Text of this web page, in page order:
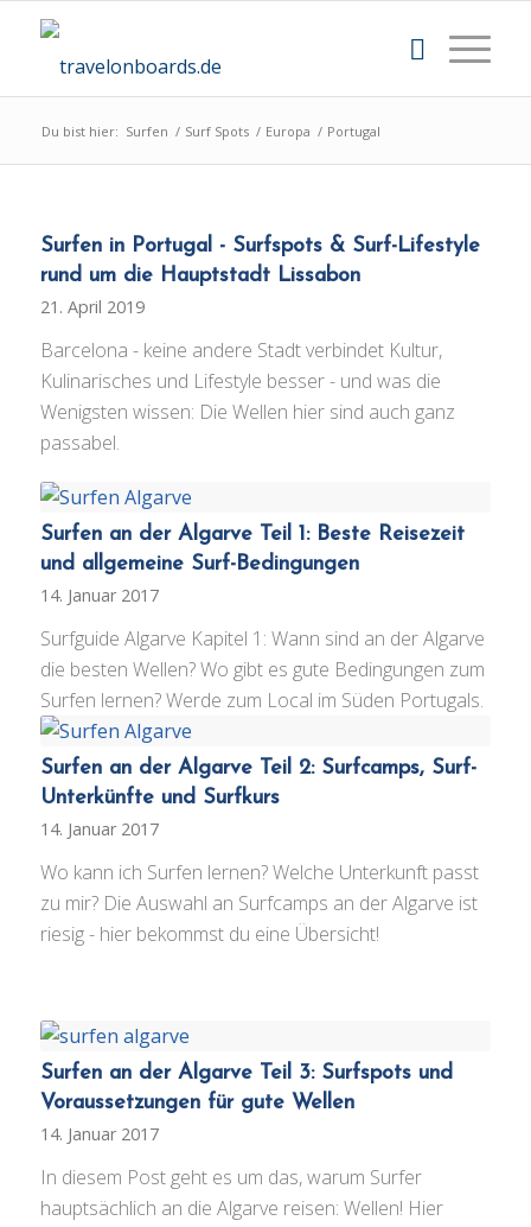
Du bist hier: Surfen / Surf Spots / Europa / Portugal
Surfen in Portugal - Surfspots & Surf-Lifestyle
rund um die Hauptstadt Lissabon
21. April 2019
Barcelona - keine andere Stadt verbindet Kultur,
Kulinarisches und Lifestyle besser - und was die
Wenigsten wissen: Die Wellen hier sind auch ganz
passabel.
Surfen an der Algarve Teil 1: Beste Reisezeit
und allgemeine Surf-Bedingungen
14. Januar 2017
Surfguide Algarve Kapitel 1: Wann sind an der Algarve
die besten Wellen? Wo gibt es gute Bedingungen zum
Surfen lernen? Werde zum Local im Süden Portugals.
Surfen an der Algarve Teil 2: Surfcamps, Surf-
Unterkünfte und Surfkurs
14. Januar 2017
Wo kann ich Surfen lernen? Welche Unterkunft passt
zu mir? Die Auswahl an Surfcamps an der Algarve ist
riesig - hier bekommst du eine Übersicht!
Surfen an der Algarve Teil 3: Surfspots und
Voraussetzungen für gute Wellen
14. Januar 2017
In diesem Post geht es um das, warum Surfer
hauptsächlich an die Algarve reisen: Wellen! Hier